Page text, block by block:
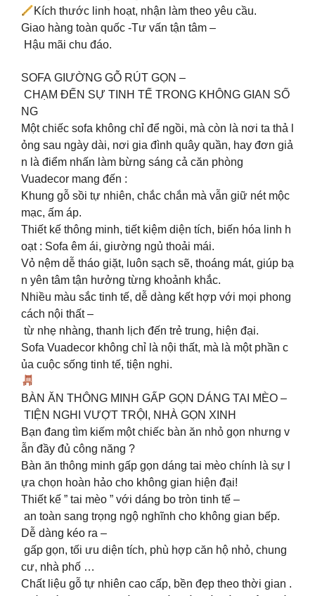
Kích thước linh hoạt, nhận làm theo yêu cầu.
Giao hàng toàn quốc -Tư vấn tận tâm –
Hậu mãi chu đáo.
SOFA GIƯỜNG GỖ RÚT GỌN –
CHẠM ĐẾN SỰ TINH TẾ TRONG KHÔNG GIAN SỐ
NG
Một chiếc sofa không chỉ để ngồi, mà còn là nơi ta thả l
ỏng sau ngày dài, nơi gia đình quây quần, hay đơn giả
n là điểm nhấn làm bừng sáng cả căn phòng
Vuadecor mang đến :
Khung gỗ sồi tự nhiên, chắc chắn mà vẫn giữ nét mộc
mạc, ấm áp.
Thiết kế thông minh, tiết kiệm diện tích, biến hóa linh h
oạt : Sofa êm ái, giường ngủ thoải mái.
Vỏ nệm dễ tháo giặt, luôn sạch sẽ, thoáng mát, giúp bạ
n yên tâm tận hưởng từng khoảnh khắc.
Nhiều màu sắc tinh tế, dễ dàng kết hợp với mọi phong
cách nội thất –
từ nhẹ nhàng, thanh lịch đến trẻ trung, hiện đại.
Sofa Vuadecor không chỉ là nội thất, mà là một phần c
ủa cuộc sống tinh tế, tiện nghi.
BÀN ĂN THÔNG MINH GẤP GỌN DÁNG TAI MÈO –
TIỆN NGHI VƯỢT TRỘI, NHÀ GỌN XINH
Bạn đang tìm kiếm một chiếc bàn ăn nhỏ gọn nhưng v
ẫn đầy đủ công năng ?
Bàn ăn thông minh gấp gọn dáng tai mèo chính là sự l
ựa chọn hoàn hảo cho không gian hiện đại!
Thiết kế ” tai mèo ” với dáng bo tròn tinh tế –
an toàn sang trọng ngộ nghĩnh cho không gian bếp.
Dễ dàng kéo ra –
gấp gọn, tối ưu diện tích, phù hợp căn hộ nhỏ, chung
cư, nhà phố …
Chất liệu gỗ tự nhiên cao cấp, bền đẹp theo thời gian .